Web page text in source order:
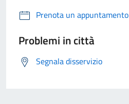
Prenota un appuntamento
Problemi in città
Segnala disservizio